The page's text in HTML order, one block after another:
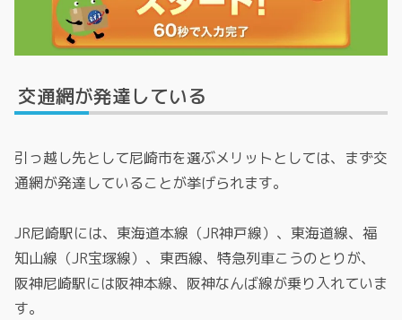
交通網が発達している
引っ越し先として尼崎市を選ぶメリットとしては、まず交
通網が発達していることが挙げられます。
JR尼崎駅には、東海道本線（JR神戸線）、東海道線、福
知山線（JR宝塚線）、東西線、特急列車こうのとりが、
阪神尼崎駅には阪神本線、阪神なんば線が乗り入れていま
す。